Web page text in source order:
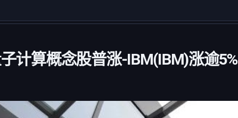
计算概念股普涨-IBM(IBM)涨逾5%